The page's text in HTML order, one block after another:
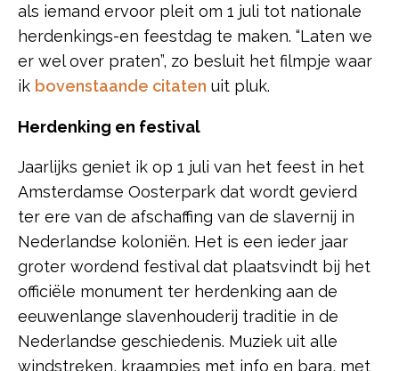
als iemand ervoor pleit om 1 juli tot nationale
herdenkings-en feestdag te maken. “Laten we
er wel over praten”, zo besluit het filmpje waar
ik bovenstaande citaten uit pluk.
Herdenking en festival
Jaarlijks geniet ik op 1 juli van het feest in het
Amsterdamse Oosterpark dat wordt gevierd
ter ere van de afschaffing van de slavernij in
Nederlandse koloniën. Het is een ieder jaar
groter wordend festival dat plaatsvindt bij het
officiële monument ter herdenking aan de
eeuwenlange slavenhouderij traditie in de
Nederlandse geschiedenis. Muziek uit alle
windstreken, kraampjes met info en bara, met